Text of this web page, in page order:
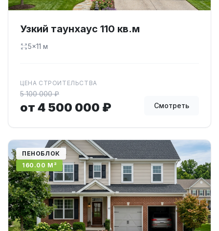
Узкий таунхаус 110 кв.м
5×11 м
ЦЕНА СТРОИТЕЛЬСТВА
5 100 000 ₽
от 4 500 000 ₽ Смотреть
ПЕНОБЛОК
160.00 М²